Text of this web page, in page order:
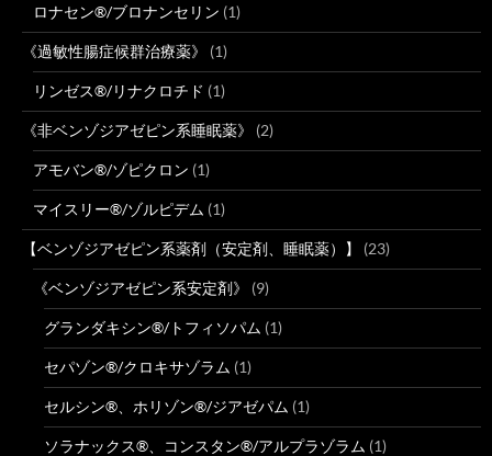
ロナセン®/ブロナンセリン (1)
《過敏性腸症候群治療薬》 (1)
リンゼス®/リナクロチド (1)
《非ベンゾジアゼピン系睡眠薬》 (2)
アモバン®/ゾピクロン (1)
マイスリー®/ゾルピデム (1)
【ベンゾジアゼピン系薬剤（安定剤、睡眠薬）】 (23)
《ベンゾジアゼピン系安定剤》 (9)
グランダキシン®/トフィソパム (1)
セパゾン®/クロキサゾラム (1)
セルシン®、ホリゾン®/ジアゼパム (1)
ソラナックス®、コンスタン®/アルプラゾラム (1)